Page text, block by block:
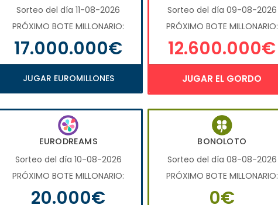
Sorteo del día 11-08-2026
PRÓXIMO BOTE MILLONARIO:
17.000.000€
JUGAR EUROMILLONES
Sorteo del día 09-08-2026
PRÓXIMO BOTE MILLONARIO:
12.600.000€
JUGAR EL GORDO
EURODREAMS
Sorteo del día 10-08-2026
PRÓXIMO BOTE MILLONARIO:
20.000€
BONOLOTO
Sorteo del día 08-08-2026
PRÓXIMO BOTE MILLONARIO:
0€